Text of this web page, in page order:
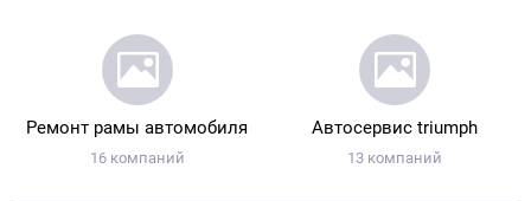
Ремонт рамы автомобиля
16 компаний
Автосервис triumph
13 компаний